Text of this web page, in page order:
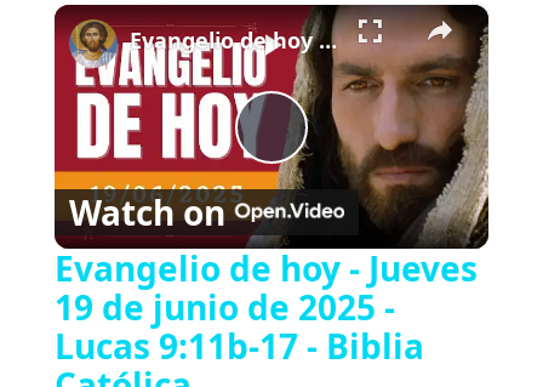
Fullscreen ×
P
l
a
Evangelio de hoy - Jueves 19 de junio de 2025 - Lucas 9:11b-17 - Biblia Católica
Watch on
Evangelio de hoy - Jueves
19 de junio de 2025 -
Lucas 9:11b-17 - Biblia